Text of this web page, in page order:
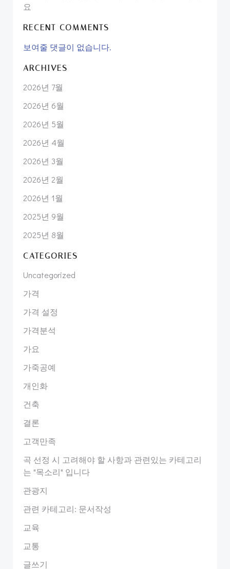
요
RECENT COMMENTS
보여줄 댓글이 없습니다.
ARCHIVES
2026년 7월
2026년 6월
2026년 5월
2026년 4월
2026년 3월
2026년 2월
2026년 1월
2025년 9월
2025년 8월
CATEGORIES
Uncategorized
가격
가격 설정
가격분석
가요
가죽공예
개인화
건축
결론
고객만족
곡 선정 시 고려해야 할 사항과 관련있는 카테고리
는 "목소리" 입니다
관광지
관련 카테고리: 문서작성
교육
교통
글쓰기